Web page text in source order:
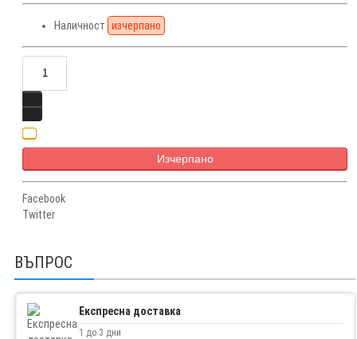
Наличност изчерпано
Изчерпано
Facebook
Twitter
ВЪПРОС
Експресна доставка
1 до 3 дни